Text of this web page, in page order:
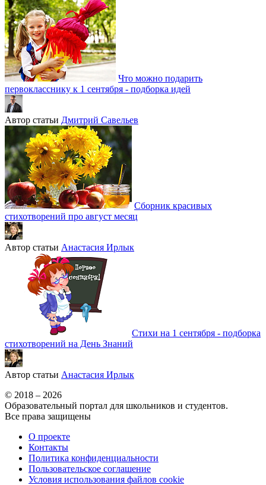
Что можно подарить
первокласснику к 1 сентября - подборка идей
Автор статьи Дмитрий Савельев
Сборник красивых
стихотворений про август месяц
Автор статьи Анастасия Ирлык
Стихи на 1 сентября - подборка
стихотворений на День Знаний
Автор статьи Анастасия Ирлык
© 2018 – 2026
Образовательный портал для школьников и студентов.
Все права защищены
О проекте
Контакты
Политика конфиденциальности
Пользовательское соглашение
Условия использования файлов cookie